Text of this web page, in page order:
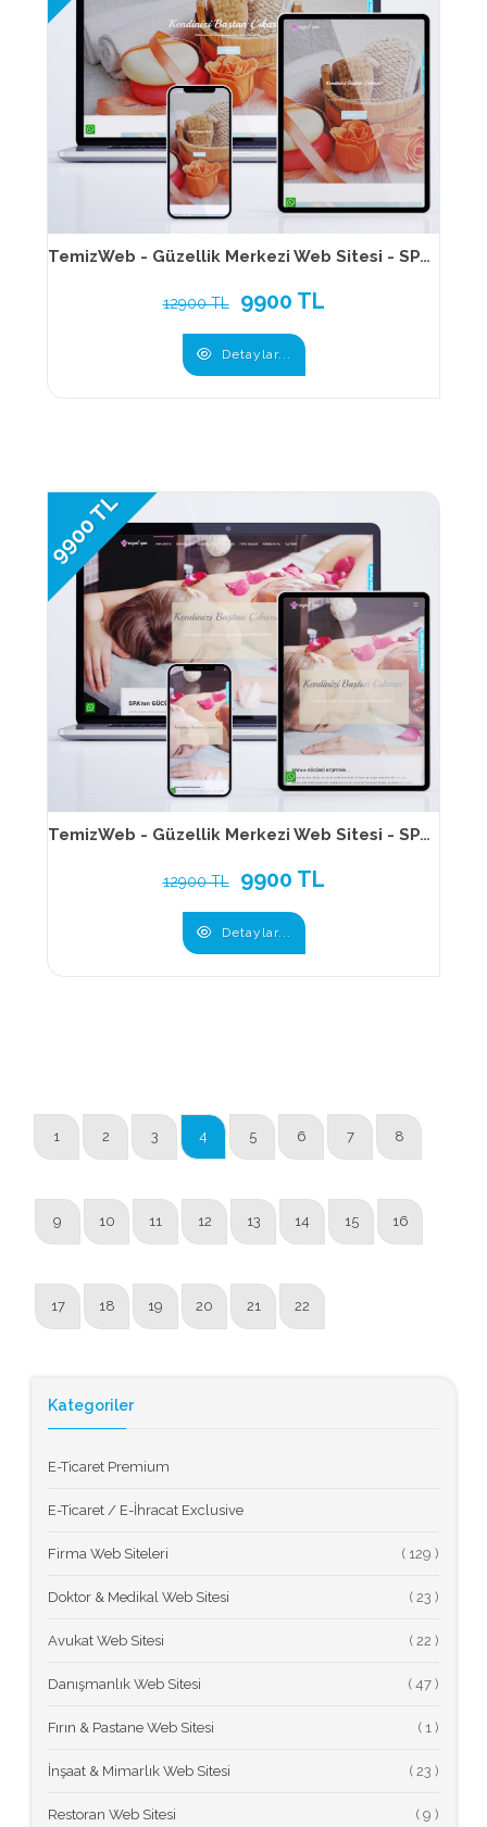
TemizWeb - Güzellik Merkezi Web Sitesi - SPA Web Sitesi - Cilt Bakımı Web Sitesi 121
12900 TL 9900 TL
Detaylar...
9900 TL
TemizWeb - Güzellik Merkezi Web Sitesi - SPA Web Sitesi - Cilt Bakımı Web Sitesi 120
12900 TL 9900 TL
Detaylar...
1 2 3 4 5 6 7 8
9 10 11 12 13 14 15 16
17 18 19 20 21 22
Kategoriler
E-Ticaret Premium
E-Ticaret / E-İhracat Exclusive
Firma Web Siteleri (
Doktor & Medikal Web Sitesi (
Avukat Web Sitesi (
Danışmanlık Web Sitesi (
Fırın & Pastane Web Sitesi (
İnşaat & Mimarlık Web Sitesi (
Restoran Web Sitesi (